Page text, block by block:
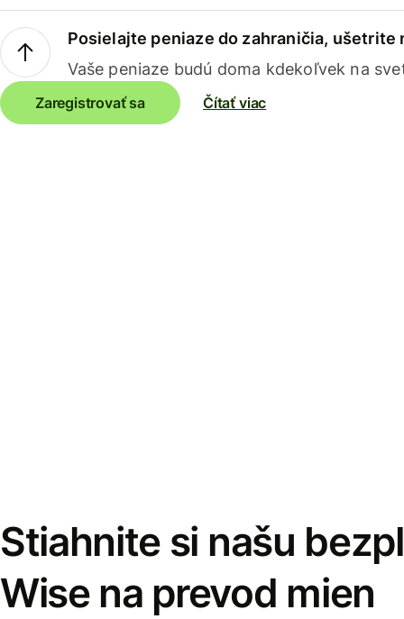
Posielajte peniaze do zahraničia, ušetrite
Vaše peniaze budú doma kdekoľvek na
Zaregistrovať sa Čítať viac
Stiahnite si našu
Wise na prevod mien